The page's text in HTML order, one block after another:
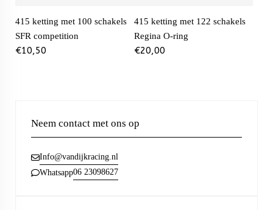
415 ketting met 100 schakels
SFR competition
€10,50
415 ketting met 122 schakels
Regina O-ring
€20,00
Neem contact met ons op
Info@vandijkracing.nl
Whatsapp06 23098627